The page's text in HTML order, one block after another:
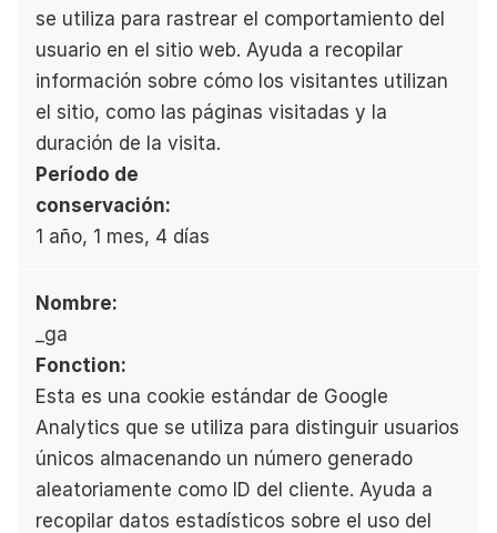
se utiliza para rastrear el comportamiento del
usuario en el sitio web. Ayuda a recopilar
información sobre cómo los visitantes utilizan
el sitio, como las páginas visitadas y la
duración de la visita.
Período de
conservación:
1 año, 1 mes, 4 días
Nombre:
_ga
Fonction:
Esta es una cookie estándar de Google
Analytics que se utiliza para distinguir usuarios
únicos almacenando un número generado
aleatoriamente como ID del cliente. Ayuda a
recopilar datos estadísticos sobre el uso del